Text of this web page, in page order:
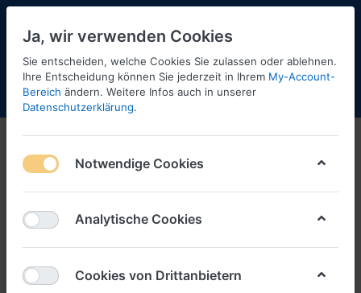
Menü Anmelden Shopaktualisierung
Busch
Busch News 2025/2
Ja, wir verwenden Cookies
Sie entscheiden, welche Cookies Sie zulassen oder ablehnen.
Ihre Entscheidung können Sie jederzeit in Ihrem My-Account-
Bereich ändern. Weitere Infos auch in unserer
Datenschutzerklärung.
Notwendige Cookies
Analytische Cookies
Cookies von Drittanbietern